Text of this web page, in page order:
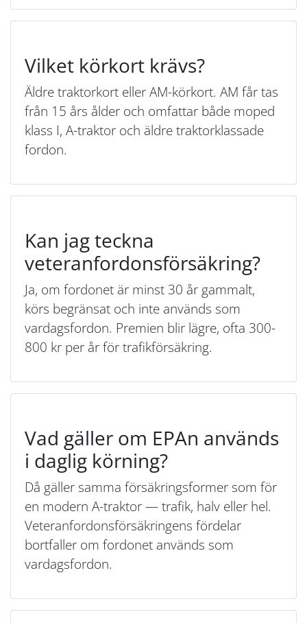
Vilket körkort krävs?
Äldre traktorkort eller AM-körkort. AM får tas
från 15 års ålder och omfattar både moped
klass I, A-traktor och äldre traktorklassade
fordon.
Kan jag teckna
veteranfordonsförsäkring?
Ja, om fordonet är minst 30 år gammalt,
körs begränsat och inte används som
vardagsfordon. Premien blir lägre, ofta 300-
800 kr per år för trafikförsäkring.
Vad gäller om EPAn används
i daglig körning?
Då gäller samma försäkringsformer som för
en modern A-traktor — trafik, halv eller hel.
Veteranfordonsförsäkringens fördelar
bortfaller om fordonet används som
vardagsfordon.